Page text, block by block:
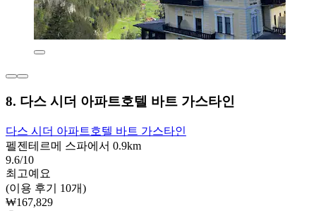
8. 다스 시더 아파트호텔 바트 가스타인
다스 시더 아파트호텔 바트 가스타인
펠젠테르메 스파에서 0.9km
9.6/10
최고예요
(이용 후기 10개)
₩167,829